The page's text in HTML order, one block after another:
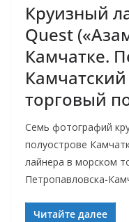
Круизный
Quest
Камчатке.
торговый
Семь фотографий
полуострове
лайнера в морском
Петропавловска-
Читайте далее